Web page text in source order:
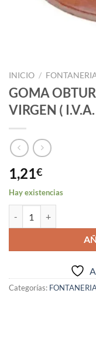
INICIO /
GOMA
VIRGEN (
1,21€
Hay existencias
Categorías: